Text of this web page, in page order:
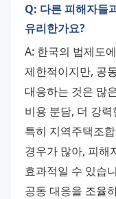
Q: 다른 피해자들
유리한가요?
A: 한국의 법제도
제한적이지만, 공
대응하는 것은 많
비용 분담, 더 강
특히 지역주택조
경우가 많아, 피해
효과적일 수 있습
공동 대응을 조율